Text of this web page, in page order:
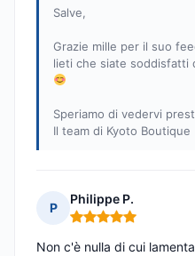
Salve,
Grazie mille per il suo
lieti che siate soddisfatti
Speriamo di vedervi
Il team di Kyoto Boutique
P
Philippe P.
Nota: 5 su 5
Non c'è nulla di cui